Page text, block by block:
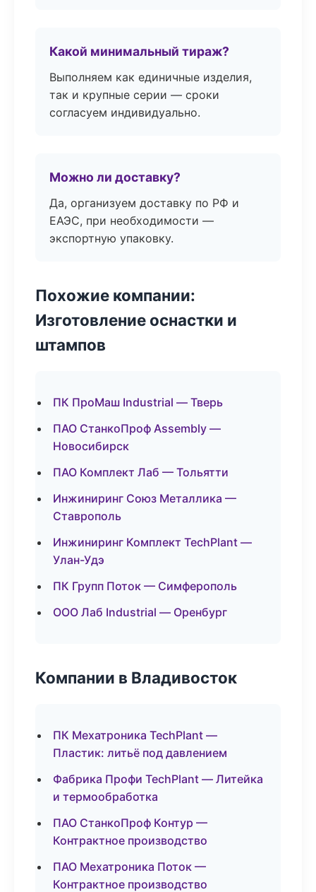
Какой минимальный тираж?
Выполняем как единичные изделия,
так и крупные серии — сроки
согласуем индивидуально.
Можно ли доставку?
Да, организуем доставку по РФ и
ЕАЭС, при необходимости —
экспортную упаковку.
Похожие компании:
Изготовление оснастки и
штампов
ПК ПроМаш Industrial — Тверь
ПАО СтанкоПроф Assembly —
Новосибирск
ПАО Комплект Лаб — Тольятти
Инжиниринг Союз Металлика —
Ставрополь
Инжиниринг Комплект TechPlant —
Улан-Удэ
ПК Групп Поток — Симферополь
ООО Лаб Industrial — Оренбург
Компании в Владивосток
ПК Мехатроника TechPlant —
Пластик: литьё под давлением
Фабрика Профи TechPlant — Литейка
и термообработка
ПАО СтанкоПроф Контур —
Контрактное производство
ПАО Мехатроника Поток —
Контрактное производство